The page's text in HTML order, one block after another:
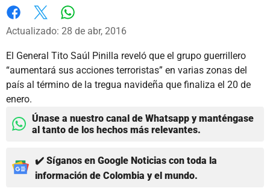
Facebook
X
Actualizado: 28 de abr, 2016
El General Tito Saúl Pinilla reveló que el grupo guerrillero
“aumentará sus acciones terroristas” en varias zonas del
país al término de la tregua navideña que finaliza el 20 de
enero.
Únase a nuestro canal de Whatsapp y manténgase
al tanto de los hechos más relevantes.
✔️ Síganos en Google Noticias con toda la
información de Colombia y el mundo.